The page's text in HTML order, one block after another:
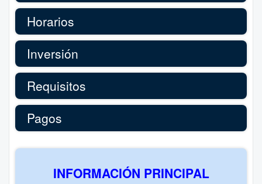
Horarios
Inversión
Requisitos
Pagos
INFORMACIÓN PRINCIPAL